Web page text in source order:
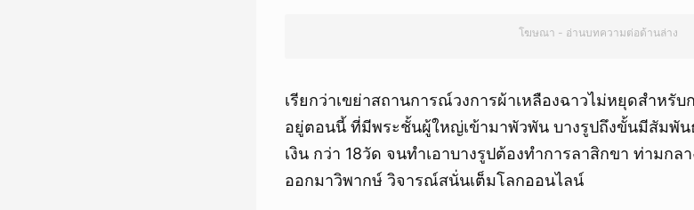
โฆษณา - อ่านบทความต่อด้านล่าง
เรียกว่าเขย่าสถานการณ์วงการผ้าเหลืองฉาวไม่หยุดสำหรั
อยู่ตอนนี้ ที่มีพระชั้นผู้ใหญ่เข้ามาพัวพัน บางรูปถึงขั้นมีสัมพัน
เงิน กว่า 18วัด จนทำเอาบางรูปต้องทำการลาสิกขา ท่ามกล
ออกมาวิพากษ์ วิจารณ์สนั่นเต็มโลกออนไลน์